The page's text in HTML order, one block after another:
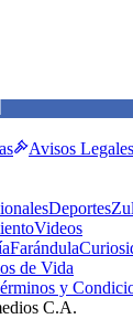
Avisos Legales
Deportes
Videos
Farándula
de Vida
y
C.A.